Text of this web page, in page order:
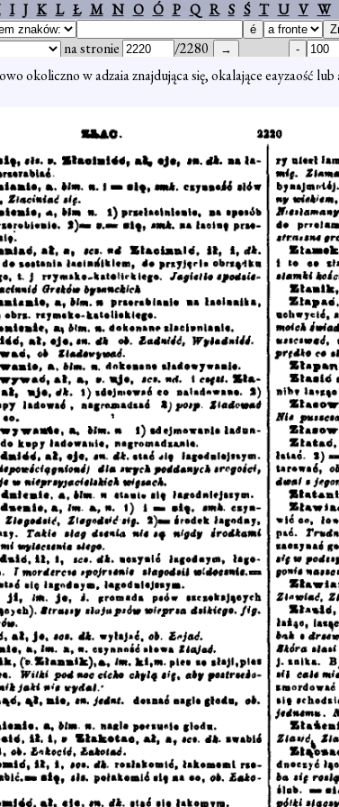
I J K L Ł M N O Ó P Q R S Ś T U V W
na stronie /2280
okoliczno w adzaia znajdująca się, okalające eayzaość